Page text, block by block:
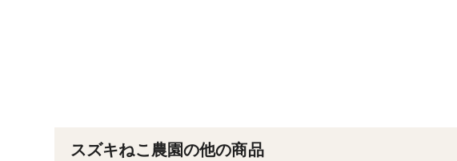
スズキねこ農園の他の商品